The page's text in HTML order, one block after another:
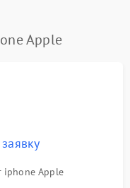
Apple
iphone Apple